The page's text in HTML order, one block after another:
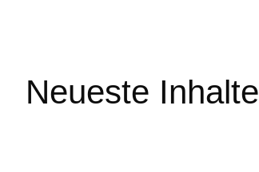
Neueste Inhalte